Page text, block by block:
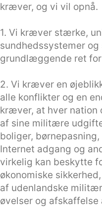
kræver, og vi vil opnå.
1. Vi kræver stærke,
sundhedssystemer
grundlæggende ret for
2. Vi kræver en
alle konflikter og en
kræver, at hver nation
af sine militære
boliger,
Internet adgang og
virkelig kan beskytte
økonomiske
af udenlandske
øvelser og afskaffelse